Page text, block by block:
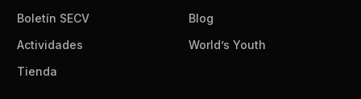
Boletín SECV
Actividades
Tienda
Blog
World’s Youth